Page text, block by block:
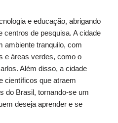
e educação, abrigando
centros de pesquisa. A cidade
ambiente tranquilo, com
e áreas verdes, como o
Além disso, a cidade
científicos que atraem
do Brasil, tornando-se um
deseja aprender e se